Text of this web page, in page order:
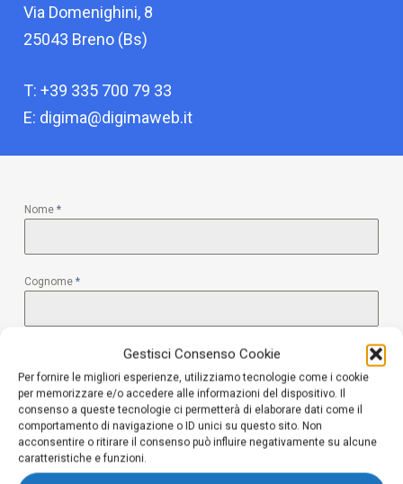
Gestisci Consenso Cookie
Per fornire le migliori esperienze, utilizziamo tecnologie come i cookie
per memorizzare e/o accedere alle informazioni del dispositivo. Il
consenso a queste tecnologie ci permetterà di elaborare dati come il
comportamento di navigazione o ID unici su questo sito. Non
acconsentire o ritirare il consenso può influire negativamente su alcune
caratteristiche e funzioni.
Via Domenighini, 8
25043 Breno (Bs)
T: +39 335 700 79 33
E: digima@digimaweb.it
Nome *
Cognome *
Tel